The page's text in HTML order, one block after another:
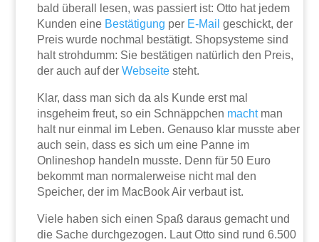
bald überall lesen, was passiert ist: Otto hat jedem
Kunden eine Bestätigung per E-Mail geschickt, der
Preis wurde nochmal bestätigt. Shopsysteme sind
halt strohdumm: Sie bestätigen natürlich den Preis,
der auch auf derWebseite steht.
Klar, dass man sich da als Kunde erst mal
insgeheim freut, so ein Schnäppchen machtman
halt nur einmal im Leben. Genauso klar musste aber
auch sein, dass es sich um eine Panne im
Onlineshop handeln musste. Denn für 50 Euro
bekommt man normalerweise nicht mal den
Speicher, der im MacBook Air verbaut ist.
Viele haben sich einen Spaß daraus gemacht und
die Sache durchgezogen. Laut Otto sind rund 6.500